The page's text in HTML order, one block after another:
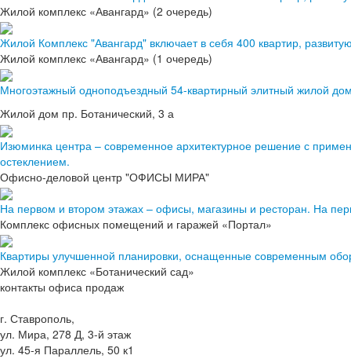
Жилой комплекс «Авангард» (2 очередь)
Жилой Комплекс "Авангард" включает в себя 400 квартир,
Жилой комплекс «Авангард» (1 очередь)
Многоэтажный одноподъездный 54-квартирный элитный жилой
Жилой дом пр. Ботанический, 3 а
Изюминка центра – современное архитектурное решение с
остеклением.
Офисно-деловой центр "ОФИСЫ МИРА"
На первом и втором этажах – офисы, магазины и ресторан. На
Комплекс офисных помещений и гаражей «Портал»
Квартиры улучшенной планировки, оснащенные современным
Жилой комплекс «Ботанический сад»
контакты офиса продаж
г. Ставрополь,
ул. Мира, 278 Д, 3-й этаж
ул. 45-я Параллель, 50 к1